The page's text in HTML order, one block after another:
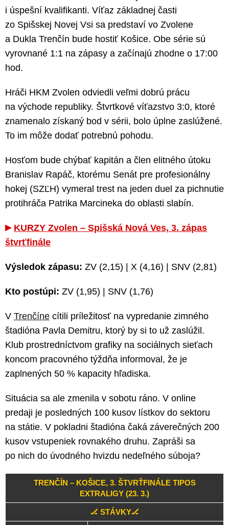
i úspešní kvalifikanti. Víťaz základnej časti
zo Spišskej Novej Vsi sa predstaví vo Zvolene
a Dukla Trenčín bude hostiť Košice. Obe série sú
vyrovnané 1:1 na zápasy a začínajú zhodne o 17:00
hod.
Hráči HKM Zvolen odviedli veľmi dobrú prácu
na východe republiky. Štvrtkové víťazstvo 3:0, ktoré
znamenalo získaný bod v sérii, bolo úplne zaslúžené.
To im môže dodať potrebnú pohodu.
Hosťom bude chýbať kapitán a člen elitného útoku
Branislav Rapáč, ktorému Senát pre profesionálny
hokej (SZĽH) vymeral trest na jeden duel za pichnutie
protihráča Patrika Marcineka do oblasti slabín.
KURZY Zvolen – Spišská Nová Ves, 3. zápas
štvrťfinále
Výsledok zápasu: ZV (2,15) | X (4,16) | SNV (2,81)
Kto postúpi: ZV (1,95) | SNV (1,76)
V Trenčíne cítili príležitosť na vypredanie zimného
štadióna Pavla Demitru, ktorý by si to už zaslúžil.
Klub prostredníctvom grafiky na sociálnych sieťach
koncom pracovného týždňa informoval, že je
zaplnených 50 % kapacity hľadiska.
Situácia sa ale zmenila v sobotu ráno. V online
predaji je posledných 100 kusov lístkov do sektoru
na státie. V pokladni štadióna čaká záverečných 200
kusov vstupeniek rovnakého druhu. Zapráši sa
po nich do úvodného hvizdu nedeľného súboja?
TRENČÍN – KOŠICE, 3. ŠTVRŤFINÁLE TIPOS
EXTRALIGY (23. 3.)
🏒 STÁVKY🏒